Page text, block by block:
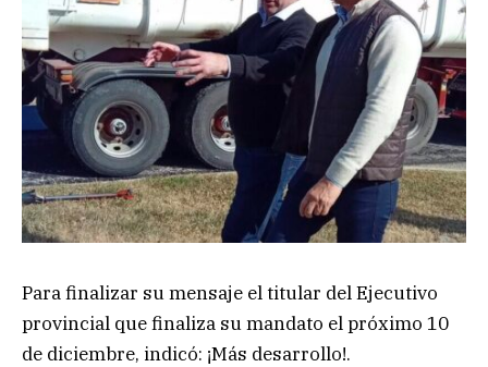
Para finalizar su mensaje el titular del Ejecutivo
provincial que finaliza su mandato el próximo 10
de diciembre, indicó: ¡Más desarrollo!.